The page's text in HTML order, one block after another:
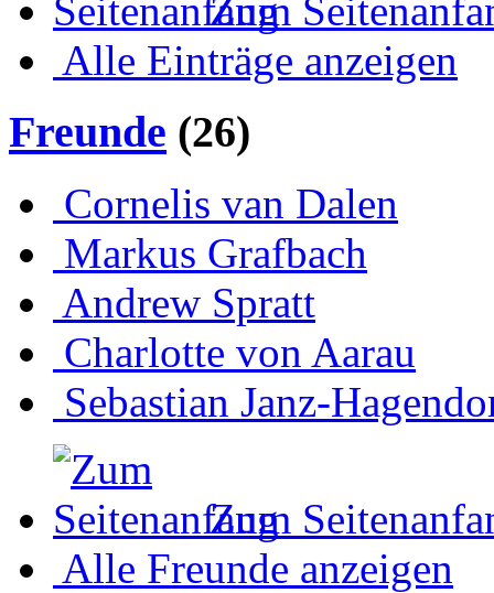
Zum
Alle Einträge anzeigen
Freunde (26)
Cornelis van Dalen
Markus Grafbach
Andrew Spratt
Charlotte von Aarau
Sebastian Janz-
Zum
Alle Freunde anzeigen